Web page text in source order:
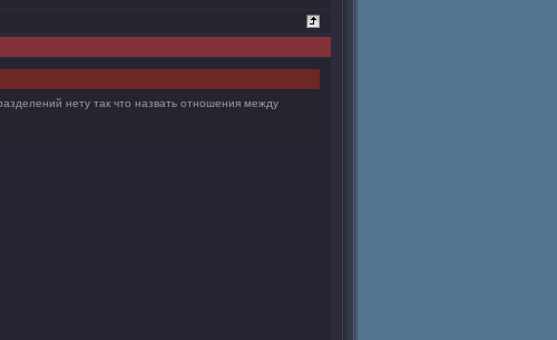
нету так что назвать отношения между